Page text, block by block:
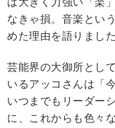
なきゃ損。音楽とい
めた理由を語りました
芸能界の大御所とし
いるアッコさんは「
いつまでもリーダー
に、これからも色々